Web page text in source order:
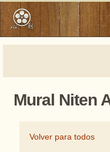
Mural Niten
Volver para todos